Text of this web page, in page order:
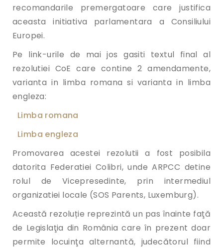
recomandarile premergatoare care justifica
aceasta initiativa parlamentara a Consiliului
Europei.
Pe link-urile de mai jos gasiti textul final al
rezolutiei CoE care contine 2 amendamente,
varianta in limba romana si varianta in limba
engleza:
Limba romana
Limba engleza
Promovarea acestei rezolutii a fost posibila
datorita Federatiei Colibri, unde ARPCC detine
rolul de Vicepresedinte, prin intermediul
organizatiei locale (SOS Parents, Luxemburg).
Această rezoluție reprezintă un pas înainte faţă
de Legislaţia din România care în prezent doar
permite locuinţa alternantă, judecătorul fiind